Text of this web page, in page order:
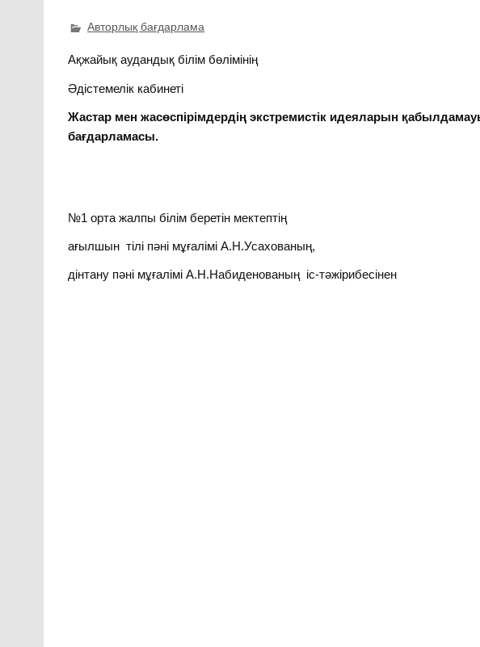
Авторлық бағдарлама
Ақжайық аудандық білім бөлімінің
Әдістемелік кабинеті
Жастар мен жасөспірімдердің экстремистік идеяларын
бағдарламасы.
№1 орта жалпы білім беретін мектептің
ағылшын тілі пәні мұғалімі А.Н.Усахованың,
дінтану пәні мұғалімі А.Н.Набиденованың іс-тәжірибесінен